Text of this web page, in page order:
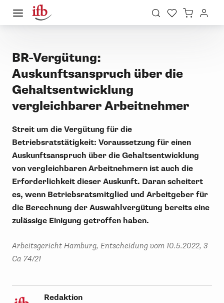
BR-Vergütung:
Auskunftsanspruch über die
Gehaltsentwicklung
vergleichbarer Arbeitnehmer
Streit um die Vergütung für die
Betriebsratstätigkeit: Voraussetzung für einen
Auskunftsanspruch über die Gehaltsentwicklung
von vergleichbaren Arbeitnehmern ist auch die
Erforderlichkeit dieser Auskunft. Daran scheitert
es, wenn Betriebsratsmitglied und Arbeitgeber für
die Berechnung der Auswahlvergütung bereits eine
zulässige Einigung getroffen haben.
Arbeitsgericht Hamburg, Entscheidung vom 10.5.2022, 3
Ca 74/21
Redaktion